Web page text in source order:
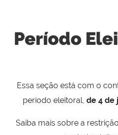
Período
Essa seção está com o
período eleitoral, de 4 de
Saiba mais sobre a